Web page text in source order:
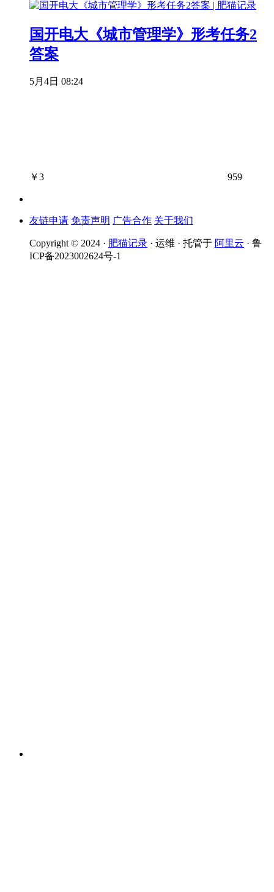
国开电大《城市管理学》形考任务2
答案
5月4日 08:24
￥3 959
友链申请 免责声明 广告合作 关于我们
Copyright © 2024 · 肥猫记录 · 运维 · 托管于 阿里云 · 鲁
ICP备2023002624号-1